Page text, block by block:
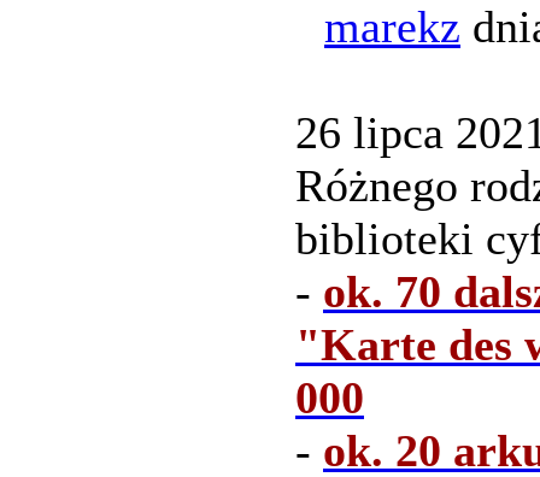
marekz
26 lipca
Różnego
biblioteki
- ok. 70
"Karte des
000
- ok. 20